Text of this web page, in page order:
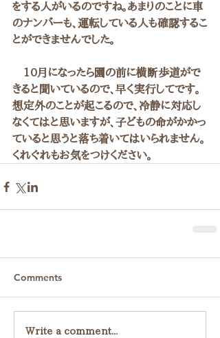
をする人がいるのですね。あまりのことに車
のナンバーも、運転している人も確認するこ
とができませんでした。
10月になったら園の前に横断歩道がで
きると聞いているので、早く実行してです。
想定外のことが起こるので、冷静に対応し
なくてはと思いますが、子どもの命がかかっ
ていると思うと落ち着いてはいられません。
くれぐれもお気をつけください。
Comments
Write a comment...